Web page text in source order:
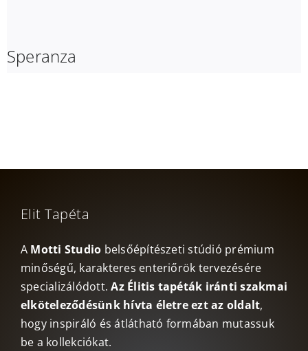
Speranza
Elit Tapéta
A Motti Studio belsőépítészeti stúdió prémium
minőségű, karakteres enteriőrök tervezésére
specializálódott.Az Élitis tapéták iránti szakmai
elköteleződésünk hívta életre ezt az oldalt,
hogy inspiráló és átlátható formában mutassuk
be a kollekciókat.